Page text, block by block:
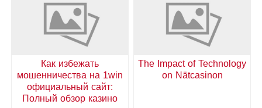
The Impact of Technology
on Nätcasinon
Как избежать
мошенничества на 1win
официальный сайт:
Полный обзор казино